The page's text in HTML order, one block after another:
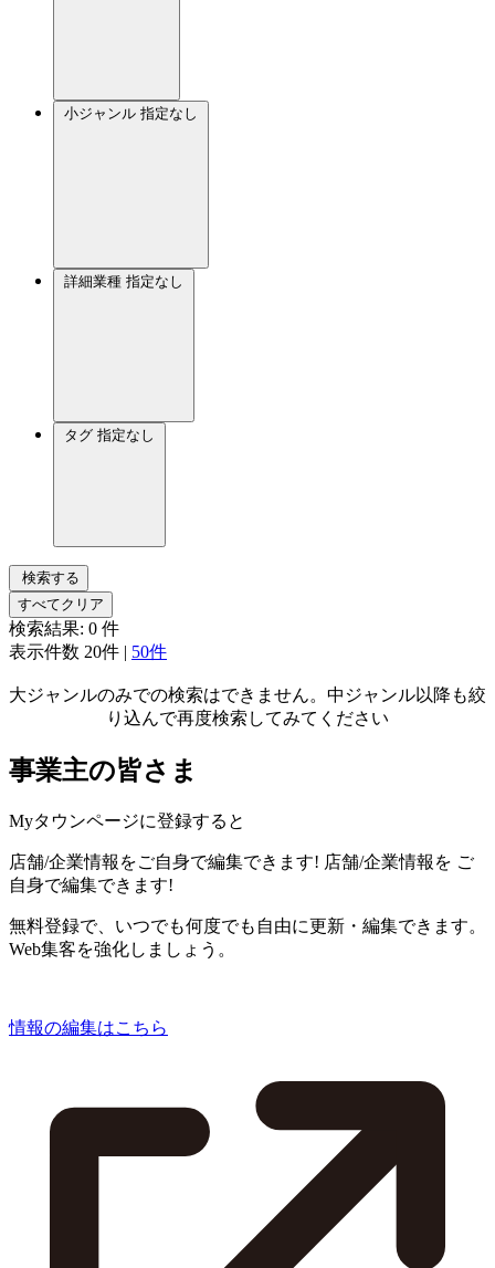
小ジャンル 指定なし
詳細業種 指定なし
タグ 指定なし
検索する
すべてクリア
検索結果: 0 件
表示件数 20件 | 50件
大ジャンルのみでの検索はできません。中ジャンル以降も絞
り込んで再度検索してみてください
事業主の皆さま
Myタウンページに登録すると
店舗/企業情報をご自身で編集できます! 店舗/企業情報を ご
自身で編集できます!
無料登録で、いつでも何度でも自由に更新・編集できます。
Web集客を強化しましょう。
情報の編集はこちら